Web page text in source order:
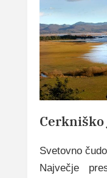
Svetovno
Največje